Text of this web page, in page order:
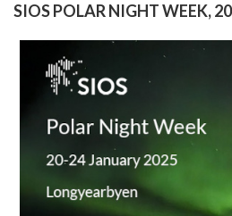
SIOS POLAR NIGHT WEEK,